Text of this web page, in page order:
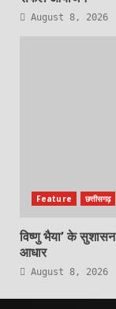
August 8, 2026
Feature छत्तीसगढ़
विष्णु भैया’ के
आधार
August 8, 2026